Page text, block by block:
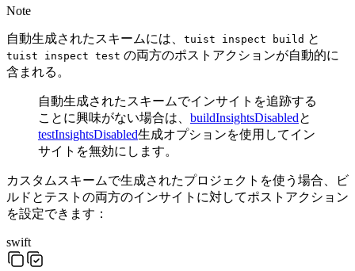
Note
自動生成されたスキームには、 tuist inspect build と
tuist inspect test の両方のポストアクションが自動的に
含まれる。
自動生成されたスキームでインサイトを追跡する
ことに興味がない場合は、 buildInsightsDisabledと
testInsightsDisabled生成オプションを使用してイン
サイトを無効にします。
カスタムスキームで生成されたプロジェクトを使う場合、ビ
ルドとテストの両方のインサイトに対してポストアクション
を設定できます：
swift